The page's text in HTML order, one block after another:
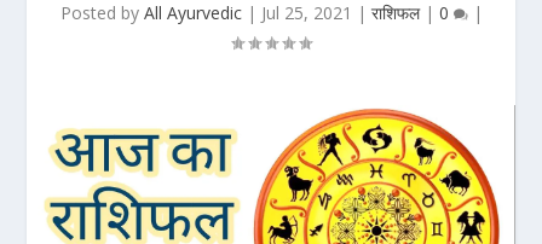
Posted by All Ayurvedic| Jul 25, 2021 | राशिफल| 0 |